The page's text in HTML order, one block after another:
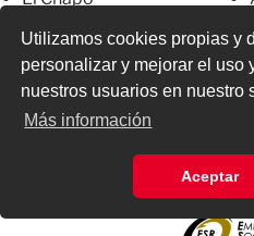
Utilizamos cookies propias y
personalizar y mejorar el uso
nuestros usuarios en nuestro
Más información
Aceptar
Más Excelsior
Mujeres
© 2026 Todos los derechos
o parcial, incluyendo